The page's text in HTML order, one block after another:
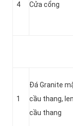
4 Cửa cổng
1
Đá Granite
cầu thang, len
cầu thang